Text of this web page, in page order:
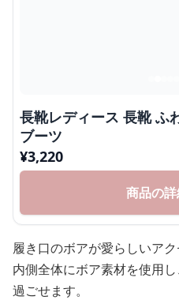
長靴レディース 長靴 ふ
ブーツ
¥3,220
商品の
履き口のボアが愛らしいアク
内側全体にボア素材を使用
過ごせます。